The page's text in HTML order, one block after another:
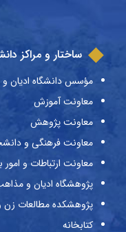
ساختار و مراکز
مؤسس دانشگاه ادیان
معاونت آموزش
معاونت پژوهش
معاونت فرهنگی و
معاونت ارتباطات و امور
پژوهشگاه ادیان و
پژوهشکده مطالعات زن
کتابخانه